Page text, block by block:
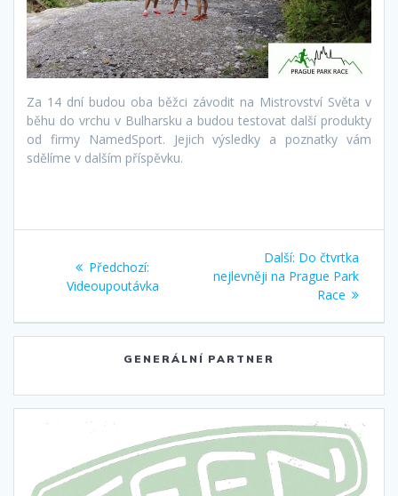
Za 14 dní budou oba běžci závodit na Mistrovství Světa v
běhu do vrchu v Bulharsku a budou testovat další produkty
od firmy NamedSport. Jejich výsledky a poznatky vám
sdělíme v dalším příspěvku.
příspěvek
Předchozí:
příspěvek:
Videoupoutávka
Další: Další
příspěvek:
Do čtvrtka
nejlevněji na Prague Park
Race
GENERÁLNÍ PARTNER